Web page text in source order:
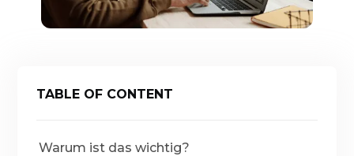
TABLE OF CONTENT
Warum ist das wichtig?